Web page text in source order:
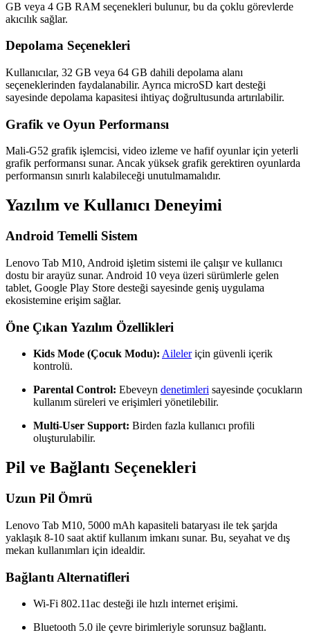
GB veya 4 GB RAM seçenekleri bulunur, bu da çoklu görevlerde
akıcılık sağlar.
Depolama Seçenekleri
Kullanıcılar, 32 GB veya 64 GB dahili depolama alanı
seçeneklerinden faydalanabilir. Ayrıca microSD kart desteği
sayesinde depolama kapasitesi ihtiyaç doğrultusunda artırılabilir.
Grafik ve Oyun Performansı
Mali-G52 grafik işlemcisi, video izleme ve hafif oyunlar için yeterli
grafik performansı sunar. Ancak yüksek grafik gerektiren oyunlarda
performansın sınırlı kalabileceği unutulmamalıdır.
Yazılım ve Kullanıcı Deneyimi
Android Temelli Sistem
Lenovo Tab M10, Android işletim sistemi ile çalışır ve kullanıcı
dostu bir arayüz sunar. Android 10 veya üzeri sürümlerle gelen
tablet, Google Play Store desteği sayesinde geniş uygulama
ekosistemine erişim sağlar.
Öne Çıkan Yazılım Özellikleri
Kids Mode (Çocuk Modu): Aileleriçin güvenli içerik
kontrolü.
Parental Control: Ebeveyn denetimleri sayesinde çocukların
kullanım süreleri ve erişimleri yönetilebilir.
Multi-User Support: Birden fazla kullanıcı profili
oluşturulabilir.
Pil ve Bağlantı Seçenekleri
Uzun Pil Ömrü
Lenovo Tab M10, 5000 mAh kapasiteli bataryası ile tek şarjda
yaklaşık 8-10 saat aktif kullanım imkanı sunar. Bu, seyahat ve dış
mekan kullanımları için idealdir.
Bağlantı Alternatifleri
Wi-Fi 802.11ac desteği ile hızlı internet erişimi.
Bluetooth 5.0 ile çevre birimleriyle sorunsuz bağlantı.